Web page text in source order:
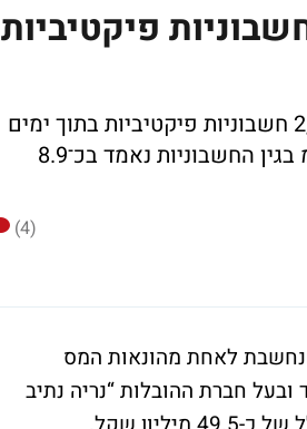
פיקטיביות
רשות המסים חושדת כי בעל חברת הובלות מאשדוד ניכה כ-2,500 חשבוניות פיקטיביות בתוך ימים
ספורים, תוך ניסיון לעקוף את מערכת "חשבוניות ישראל". המע״מ בגין החשבוניות נאמד בכ־8.9
(4)
לאחת מהונאות המס
חברת ההובלות “נריה נתיב